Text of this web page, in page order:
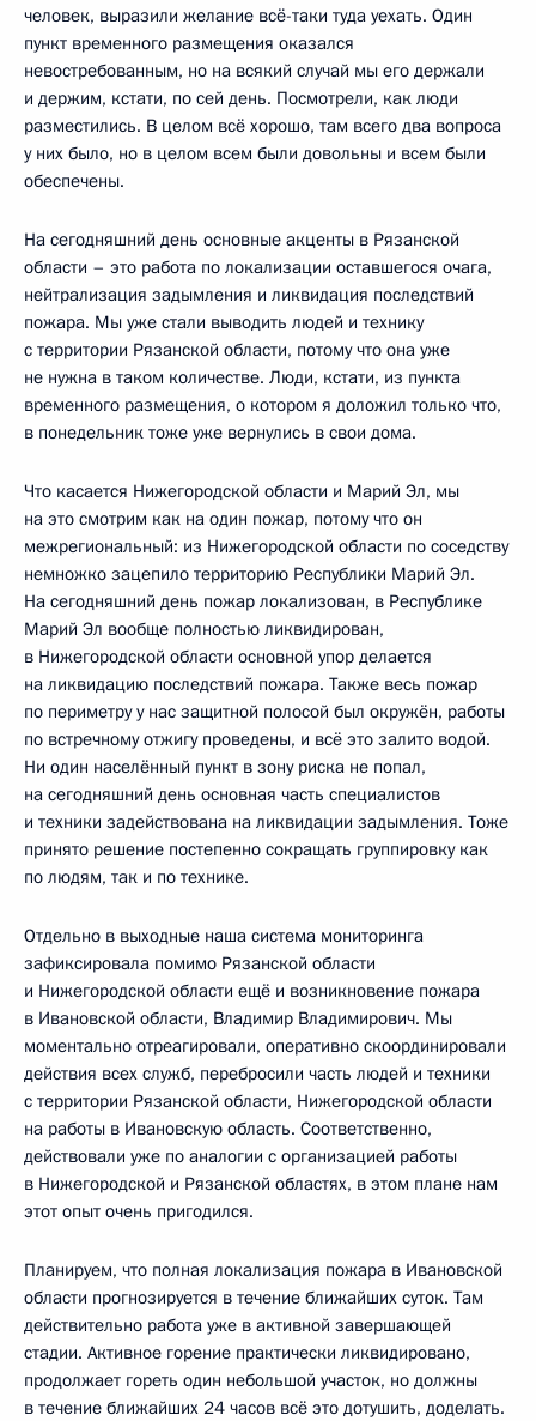
человек, выразили желание всё-таки туда уехать. Один
пункт временного размещения оказался
невостребованным, но на всякий случай мы его держали
и держим, кстати, по сей день. Посмотрели, как люди
разместились. В целом всё хорошо, там всего два вопроса
у них было, но в целом всем были довольны и всем были
обеспечены.
На сегодняшний день основные акценты в Рязанской
области – это работа по локализации оставшегося очага,
нейтрализация задымления и ликвидация последствий
пожара. Мы уже стали выводить людей и технику
с территории Рязанской области, потому что она уже
не нужна в таком количестве. Люди, кстати, из пункта
временного размещения, о котором я доложил только что,
в понедельник тоже уже вернулись в свои дома.
Что касается Нижегородской области и Марий Эл, мы
на это смотрим как на один пожар, потому что он
межрегиональный: из Нижегородской области по соседству
немножко зацепило территорию Республики Марий Эл.
На сегодняшний день пожар локализован, в Республике
Марий Эл вообще полностью ликвидирован,
в Нижегородской области основной упор делается
на ликвидацию последствий пожара. Также весь пожар
по периметру у нас защитной полосой был окружён, работы
по встречному отжигу проведены, и всё это залито водой.
Ни один населённый пункт в зону риска не попал,
на сегодняшний день основная часть специалистов
и техники задействована на ликвидации задымления. Тоже
принято решение постепенно сокращать группировку как
по людям, так и по технике.
Отдельно в выходные наша система мониторинга
зафиксировала помимо Рязанской области
и Нижегородской области ещё и возникновение пожара
в Ивановской области, Владимир Владимирович. Мы
моментально отреагировали, оперативно скоординировали
действия всех служб, перебросили часть людей и техники
с территории Рязанской области, Нижегородской области
на работы в Ивановскую область. Соответственно,
действовали уже по аналогии с организацией работы
в Нижегородской и Рязанской областях, в этом плане нам
этот опыт очень пригодился.
Планируем, что полная локализация пожара в Ивановской
области прогнозируется в течение ближайших суток. Там
действительно работа уже в активной завершающей
стадии. Активное горение практически ликвидировано,
продолжает гореть один небольшой участок, но должны
в течение ближайших 24 часов всё это дотушить, доделать.